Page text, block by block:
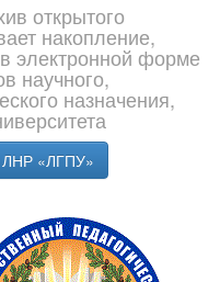
открытого
накопление,
электронной форме
научного,
назначения,
«ЛГПУ»